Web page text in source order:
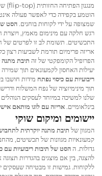
מנגנון הפתיחה החזותית (flip-top) של ה
הוטמע בקפידה כדי לאפשר פעולה
שמצופה על ידי לקוחות בוחנים. הסט
רגש חלקה עם מינימום מאמץ,
התכשיטים. תשומת לב זו לפרטים
אריזה פרימיום תורמת לשביעות רצון
הפרופיל הקומפקטי של זה תיבת מתנה
יעילות האחסון לקמעונאים תוך
ריבועיות עם כיסוי נפתח מידות חושבו
תוך מינימיזציה של נפח המשלוח
שלנו למשיכה במיוחד לעסקים הנוהלים
בינלאומיים. אריזה עם לוגו מותאם
יישומים ומיקום שוקי
המגוון של תיבת מתנה יוקרתית
קמעונאיות מגוונות של תכשיטים,
גדולות. ההסט של תיבות ריבועיות עם
להצגה, בין אם מוצגים בהגדרות
ללקוחות. גמישות זו מבטיחה שעסקים